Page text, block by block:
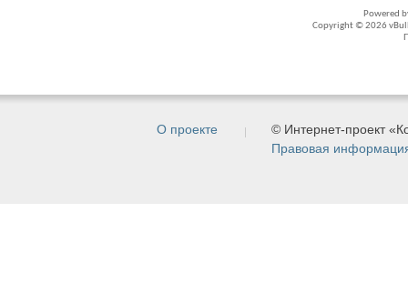
Powered
Copyright © 2026
О проекте
© Интернет-проект
Правовая